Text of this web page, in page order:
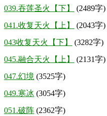
039.吞莲圣火【下】
(2489字)
041.收复天火【上】
(2043字)
043收复天火【下】
(3282字)
045.融合天火【上】
(2131字)
047.幻境 (3525字)
049.寒冰 (3054字)
051.破阵 (2362字)